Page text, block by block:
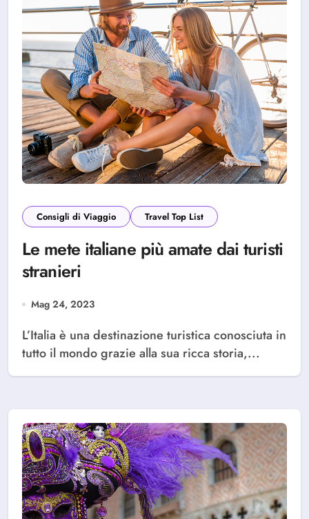
Consigli di Viaggio Travel Top List
Le mete italiane più amate dai turisti
stranieri
Mag 24, 2023
L’Italia è una destinazione turistica conosciuta in
tutto il mondo grazie alla sua ricca storia,...